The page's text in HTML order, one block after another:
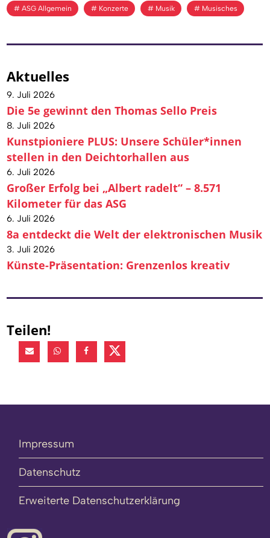
ASG Allgemein Konzerte Musik Musisches
Aktuelles
9. Juli 2026
Die 5e gewinnt den Thomas Sello Preis
8. Juli 2026
Kunstpioniere PLUS: Unsere Schüler*innen
stellen in den Deichtorhallen aus
6. Juli 2026
Großer Erfolg bei „Albert radelt“ – 8.571
Kilometer für das ASG
6. Juli 2026
8a entdeckt die Welt der elektronischen Musik
3. Juli 2026
Künste-Präsentation: Grenzenlos kreativ
Teilen!
Impressum
Datenschutz
Erweiterte Datenschutzerklärung